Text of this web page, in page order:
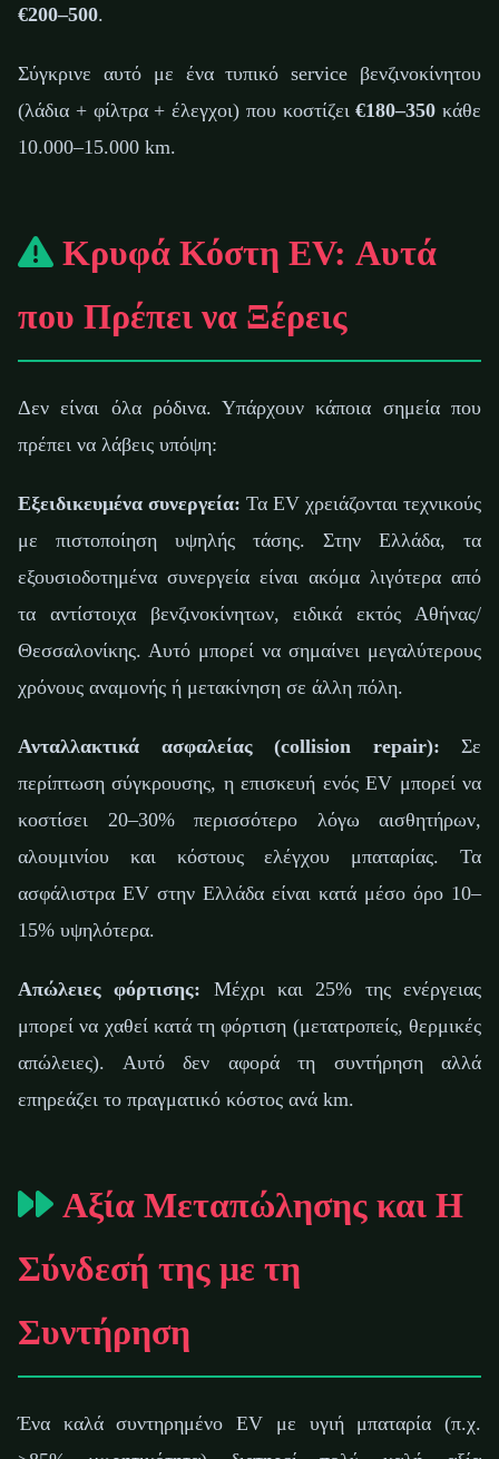
€200–500.
Σύγκρινε αυτό με ένα τυπικό service βενζινοκίνητου
(λάδια + φίλτρα + έλεγχοι) που κοστίζει€180–350 κάθε
10.000–15.000 km.
Κρυφά Κόστη EV: Αυτά
που Πρέπει να Ξέρεις
Δεν είναι όλα ρόδινα. Υπάρχουν κάποια σημεία που
πρέπει να λάβεις υπόψη:
Εξειδικευμένα συνεργεία: Τα EV χρειάζονται τεχνικούς
με πιστοποίηση υψηλής τάσης. Στην Ελλάδα, τα
εξουσιοδοτημένα συνεργεία είναι ακόμα λιγότερα από
τα αντίστοιχα βενζινοκίνητων, ειδικά εκτός Αθήνας/
Θεσσαλονίκης. Αυτό μπορεί να σημαίνει μεγαλύτερους
χρόνους αναμονής ή μετακίνηση σε άλλη πόλη.
Ανταλλακτικά ασφαλείας (collision repair): Σε
περίπτωση σύγκρουσης, η επισκευή ενός EV μπορεί να
κοστίσει 20–30% περισσότερο λόγω αισθητήρων,
αλουμινίου και κόστους ελέγχου μπαταρίας. Τα
ασφάλιστρα EV στην Ελλάδα είναι κατά μέσο όρο 10–
15% υψηλότερα.
Απώλειες φόρτισης: Μέχρι και 25% της ενέργειας
μπορεί να χαθεί κατά τη φόρτιση (μετατροπείς, θερμικές
απώλειες). Αυτό δεν αφορά τη συντήρηση αλλά
επηρεάζει το πραγματικό κόστος ανά km.
Αξία Μεταπώλησης και Η
Σύνδεσή της με τη
Συντήρηση
Ένα καλά συντηρημένο EV με υγιή μπαταρία (π.χ.